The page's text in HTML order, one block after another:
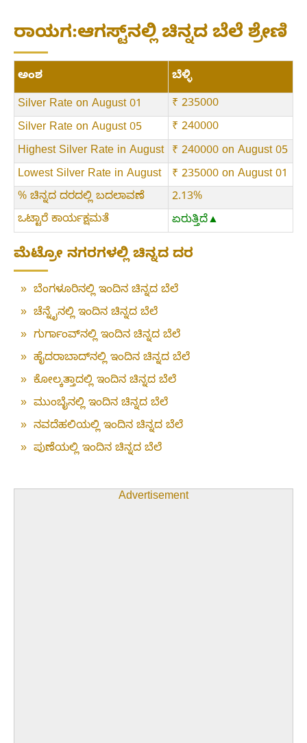
ರಾಯಗ:ಆಗಸ್ಟ್‌ನಲ್ಲಿ ಚಿನ್ನದ ಬೆಲೆ ಶ್ರೇಣಿ
ಅಂಶ
ಬೆಳ್ಳಿ
Silver Rate on August 01
₹ 235000
Silver Rate on August 05
₹ 240000
Highest Silver Rate in August ₹ 240000 on August 05
Lowest Silver Rate in August
₹ 235000 on August 01
% ಚಿನ್ನದ ದರದಲ್ಲಿ ಬದಲಾವಣೆ
2.13%
ಒಟ್ಟಾರೆ ಕಾರ್ಯಕ್ಷಮತೆ
ಏರುತ್ತಿದೆ▲
ಮೆಟ್ರೋ ನಗರಗಳಲ್ಲಿ ಚಿನ್ನದ ದರ
» ಬೆಂಗಳೂರಿನಲ್ಲಿ ಇಂದಿನ ಚಿನ್ನದ ಬೆಲೆ
» ಚೆನ್ನೈನಲ್ಲಿ ಇಂದಿನ ಚಿನ್ನದ ಬೆಲೆ
» ಗುರ್ಗಾಂವ್‌ನಲ್ಲಿ ಇಂದಿನ ಚಿನ್ನದ ಬೆಲೆ
» ಹೈದರಾಬಾದ್‌ನಲ್ಲಿ ಇಂದಿನ ಚಿನ್ನದ ಬೆಲೆ
» ಕೋಲ್ಕತ್ತಾದಲ್ಲಿ ಇಂದಿನ ಚಿನ್ನದ ಬೆಲೆ
» ಮುಂಬೈನಲ್ಲಿ ಇಂದಿನ ಚಿನ್ನದ ಬೆಲೆ
» ನವದೆಹಲಿಯಲ್ಲಿ ಇಂದಿನ ಚಿನ್ನದ ಬೆಲೆ
» ಪುಣೆಯಲ್ಲಿ ಇಂದಿನ ಚಿನ್ನದ ಬೆಲೆ
Advertisement